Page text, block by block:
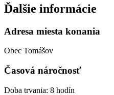
Ďalšie informácie
Adresa miesta konania
Obec Tomášov
Časová náročnosť
Doba trvania: 8 hodín